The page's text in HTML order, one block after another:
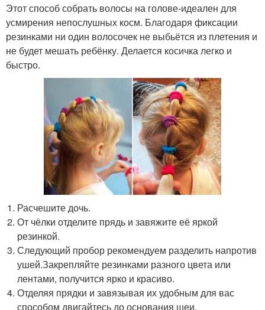
Этот способ собрать волосы на голове-идеален для
усмирения непослушных косм. Благодаря фиксации
резинками ни один волосочек не выбьётся из плетения и
не будет мешать ребёнку. Делается косичка легко и
быстро.
Расчешите дочь.
От чёлки отделите прядь и завяжите её яркой
резинкой.
Следующий пробор рекомендуем разделить напротив
ушей.Закрепляйте резинками разного цвета или
лентами, получится ярко и красиво.
Отделяя прядки и завязывая их удобным для вас
способом двигайтесь до основания шеи.